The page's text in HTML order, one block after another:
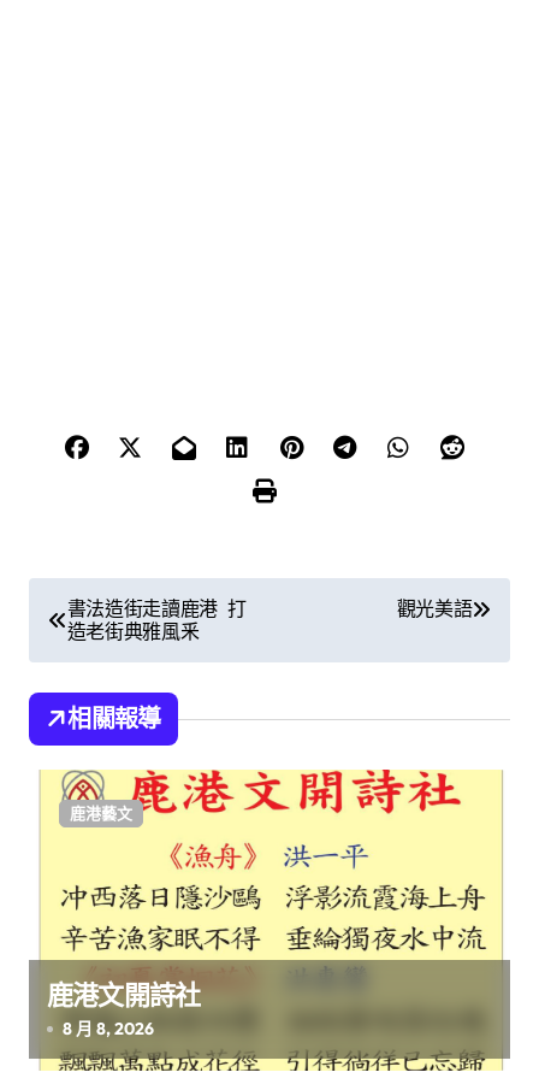
文
章
導
覽
書法造街走讀鹿港 打
造老街典雅風釆
觀光美語
相關報導
鹿港藝文
鹿港文開詩社
8 月 8, 2026